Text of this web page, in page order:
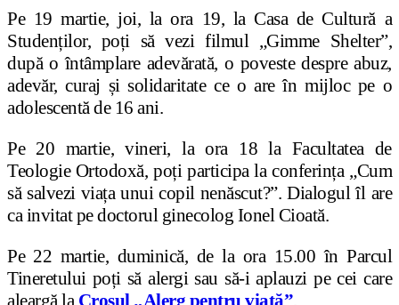
Pe 19 martie, joi, la ora 19, la Casa de Cultură a
Studenților, poți să vezi filmul „Gimme Shelter”,
după o întâmplare adevărată, o poveste despre abuz,
adevăr, curaj și solidaritate ce o are în mijloc pe o
adolescentă de 16 ani.
Pe 20 martie, vineri, la ora 18 la Facultatea de
Teologie Ortodoxă, poți participa la conferința „Cum
să salvezi viața unui copil nenăscut?”. Dialogul îl are
ca invitat pe doctorul ginecolog Ionel Cioată.
Pe 22 martie, duminică, de la ora 15.00 în Parcul
Tineretului poți să alergi sau să-i aplauzi pe cei care
aleargă la Crosul „Alerg pentru viață”.